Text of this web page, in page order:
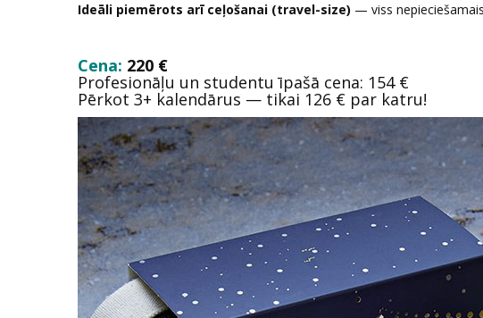
Ideāli piemērots arī ceļošanai (travel-size) — viss
Cena: 220 €
Profesionāļu un studentu īpašā cena: 154 €
Pērkot 3+ kalendārus — tikai 126 € par katru!